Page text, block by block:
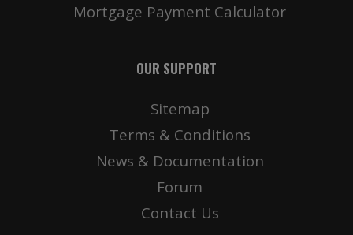
Mortgage Payment Calculator
OUR SUPPORT
Sitemap
Terms & Conditions
News & Documentation
Forum
Contact Us